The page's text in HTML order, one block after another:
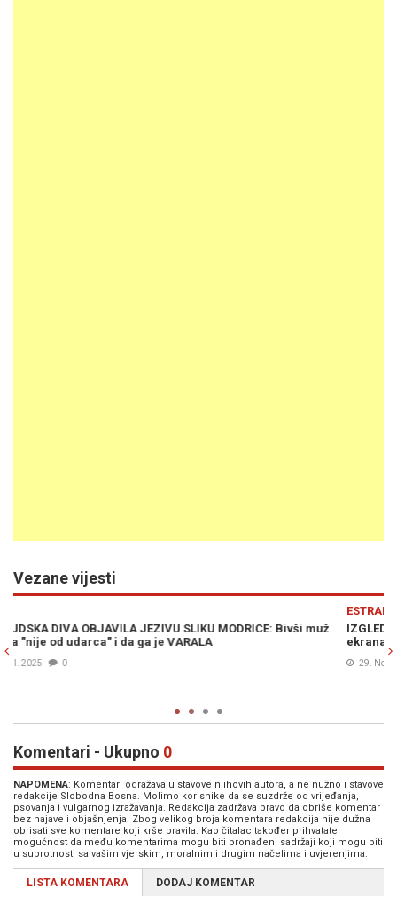
Vezane vijesti
IZGLEDA NEVJEROVATNO: Hrvatska glumica nestala je s malih
ekrana, evo kako izgleda danas...
29. Nov. 2024
Komentari - Ukupno 0
NAPOMENA: Komentari odražavaju stavove njihovih autora, a ne nužno i stavove
redakcije Slobodna Bosna. Molimo korisnike da se suzdrže od vrijeđanja,
psovanja i vulgarnog izražavanja. Redakcija zadržava pravo da obriše komentar
bez najave i objašnjenja. Zbog velikog broja komentara redakcija nije dužna
obrisati sve komentare koji krše pravila. Kao čitalac također prihvatate
mogućnost da među komentarima mogu biti pronađeni sadržaji koji mogu biti
u suprotnosti sa vašim vjerskim, moralnim i drugim načelima i uvjerenjima.
LISTA KOMENTARA DODAJ KOMENTAR